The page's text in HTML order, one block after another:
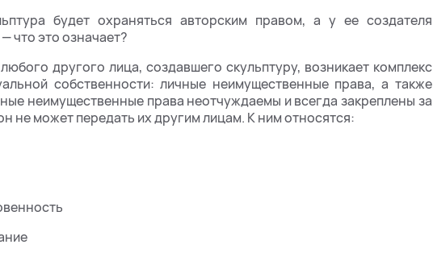
будет охраняться авторским правом, а у ее создателя
что это означает?
другого лица, создавшего скульптуру, возникает комплекс
собственности: личные неимущественные права, а также
неимущественные права неотчуждаемы и всегда закреплены за
не может передать их другим лицам. К ним относятся: